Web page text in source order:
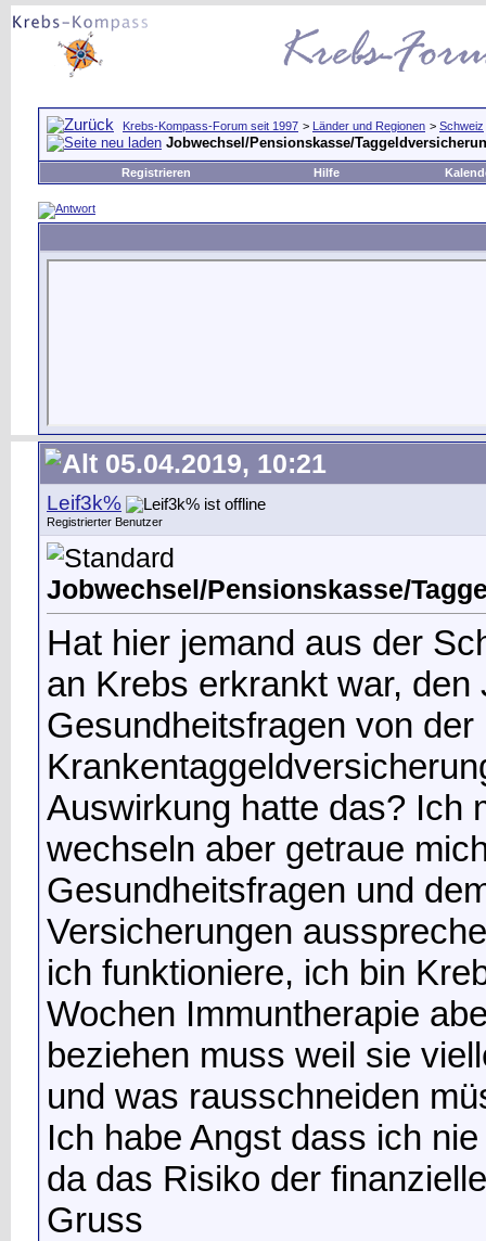
Krebs-Kompass-Forum seit 1997 > Länder und Regionen > Schweiz
Jobwechsel/Pensionskasse/
Registrieren Hilfe
05.04.2019, 10:21
Leif3k%
Registrierter Benutzer
Jobwechsel/Pensionskasse/
Hat hier jemand aus der
an Krebs erkrankt war,
Gesundheitsfragen von
Auswirkung hatte das? Ich
wechseln aber getraue
Gesundheitsfragen und
Versicherungen
ich funktioniere, ich bin
Wochen Immuntherapie
beziehen muss weil sie
und was rausschneiden
Ich habe Angst dass ich
da das Risiko der
Gruss